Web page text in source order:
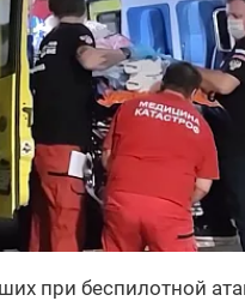
при беспилотной